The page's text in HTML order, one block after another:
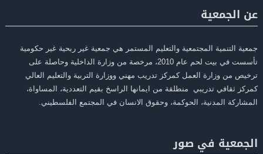
عن الجمعية
جمعية التنمية المجتمعية والتعليم المستمر هي جمعية غير ربحية غير حكومية
تأسست في بيت لحم عام 2010، مرخصة من وزارة الداخلية وحاصلة على
ترخيص من وزارة العمل كمركز تدريب مهني ووزارة التربية والتعليم العالي
كمركز ثقافي تدريبي منطلقة من ايمانها الراسخ بقيم التعددية، المساواة،
المشاركة المدنية، الحوكمة، وحقوق الانسان في المجتمع الفلسطيني.
الجمعية في صور